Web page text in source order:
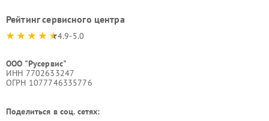
Рейтинг сервисного центра
4.9-5.0
ООО "Русервис"
ИНН 7702633247
ОГРН 1077746335776
Поделиться в соц. сетях: